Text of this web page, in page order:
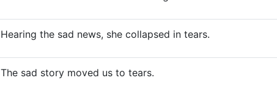
Hearing the sad news, she collapsed in tears.
The sad story moved us to tears.